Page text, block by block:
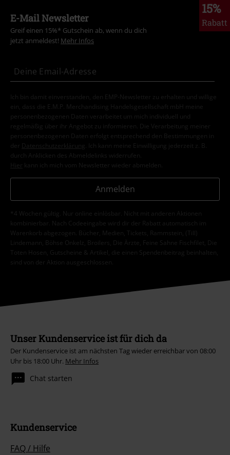
15%
Rabatt
E-Mail Newsletter
Greif einen 15%* Gutschein ab, wenn du dich
jetzt anmeldest! Mehr Infos
Ich bin damit einverstanden, den EMP-Newsletter zu erhalten und willige
ein, dass die E.M.P. Merchandising Handelsgesellschaft mbH meine
personenbezogenen Daten verarbeitet um mich individuell und
regelmäßig über ihr Angebot zu informieren. Die Verarbeitung meiner
personenbezogenen Daten erfolgt entsprechend den Bestimmungen in
der
Datenschutzerklärung
. Ich kann meine Einwilligung jederzeit z. B.
durch Anklicken des Abmeldelinks widerrufen.
Hier kann ich mich vom Newsletter wieder abmelden.
Anmelden
*4 Wochen gültig. Nur online einlösbar. Nicht mit anderen Aktionen
kombinierbar. Nach Codeeingabe wird dir der Rabatt automatisch im
Warenkorb abgezogen. Bücher, Medien, Tickets, Rammstein, (Till)
Lindemann, Böhse Onkelz, Broilers, Die Ärzte, Feine Sahne Fischfilet, Die
Toten Hosen, Gutscheine & Artikel, die einen Spendenbeitrag beinhalten,
sind von der Aktion ausgeschlossen.
Unser Kundenservice ist für dich da
Der Kundenservice ist am nächsten Tag wieder erreichbar von 08:00
Uhr bis 18:00 Uhr. Mehr Infos
Chat starten
Kundenservice
FAQ / Hilfe